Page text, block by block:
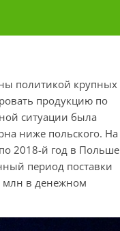
политикой крупных
продукцию по
ситуации была
ниже польского. На
2018-й год в Польше
период поставки
млн в денежном